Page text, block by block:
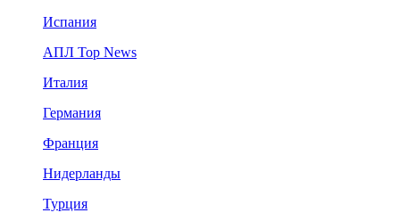
Испания
АПЛ Top News
Италия
Германия
Франция
Нидерланды
Турция